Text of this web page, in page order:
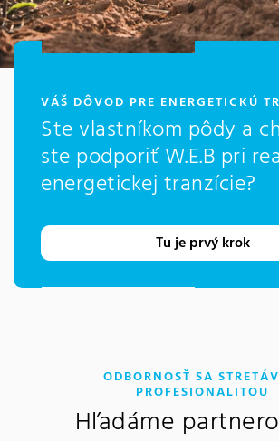
VÁŠ DÔVOD PRE ENERGETICKÚ
Ste vlastníkom pôdy a
ste podporiť W.E.B pri
energetickej tranzície?
Tu je prvý krok
ODBORNOSŤ SA
PROFESIONALITOU
Hľadáme